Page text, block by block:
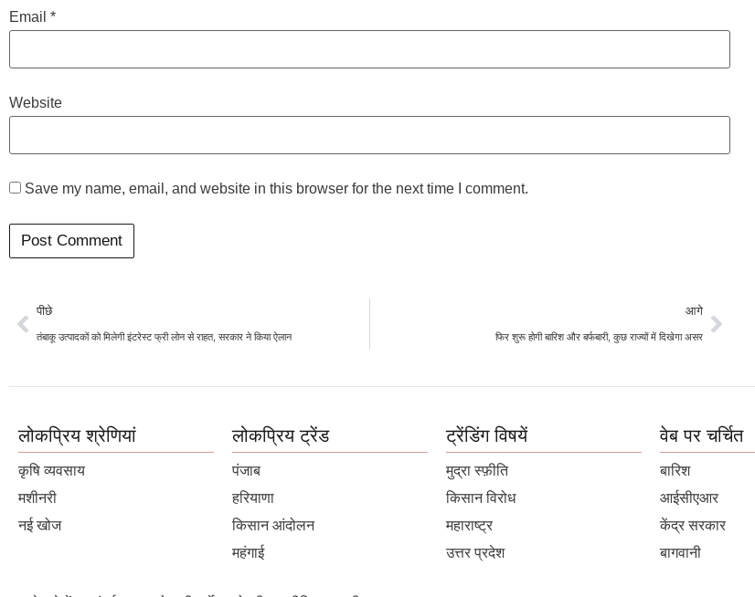
Email *
Website
Save my name, email, and website in this browser for the next time I comment.
पीछे
तंबाकू उत्पादकों को मिलेगी इंटरेस्ट फ्री लोन से राहत, सरकार ने किया ऐलान
आगे
फिर शुरू होगी बारिश और बर्फबारी, कुछ राज्यों में दिखेगा असर
लोकप्रिय श्रेणियां
कृषि व्यवसाय
मशीनरी
नई खोज
लोकप्रिय ट्रेंड
पंजाब
हरियाणा
किसान आंदोलन
महंगाई
ट्रेंडिंग विषयें
मुद्रा स्फ़ीति
किसान विरोध
महाराष्ट्र
उत्तर प्रदेश
वेब पर चर्चित
बारिश
आईसीएआर
केंद्र सरकार
बागवानी